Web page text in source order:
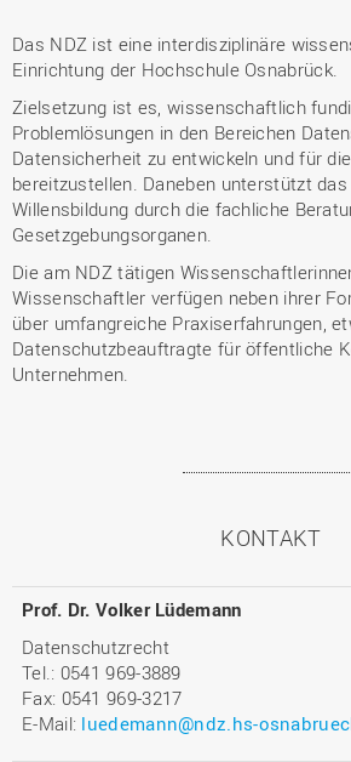
Das NDZ ist eine interdisziplinäre
Einrichtung der Hochschule Osnabrück.
Zielsetzung ist es, wissenschaftlich
Problemlösungen in den Bereichen
Datensicherheit zu entwickeln und für
bereitzustellen. Daneben unterstützt
Willensbildung durch die fachliche
Gesetzgebungsorganen.
Die am NDZ tätigen
Wissenschaftler verfügen neben ihrer
über umfangreiche Praxiserfahrungen,
Datenschutzbeauftragte für öffentliche
Unternehmen.
KONTAKT
Prof. Dr. Volker Lüdemann
Datenschutzrecht
Tel.: 0541 969-3889
Fax: 0541 969-3217
E-Mail: luedemann@ndz.hs-